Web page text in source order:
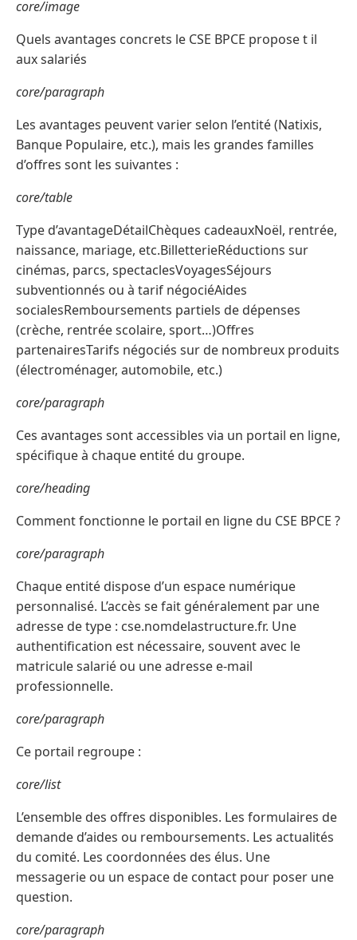
core/image
Quels avantages concrets le CSE BPCE propose t il
aux salariés
core/paragraph
Les avantages peuvent varier selon l’entité (Natixis,
Banque Populaire, etc.), mais les grandes familles
d’offres sont les suivantes :
core/table
Type d’avantageDétailChèques cadeauxNoël, rentrée,
naissance, mariage, etc.BilletterieRéductions sur
cinémas, parcs, spectaclesVoyagesSéjours
subventionnés ou à tarif négociéAides
socialesRemboursements partiels de dépenses
(crèche, rentrée scolaire, sport…)Offres
partenairesTarifs négociés sur de nombreux produits
(électroménager, automobile, etc.)
core/paragraph
Ces avantages sont accessibles via un portail en ligne,
spécifique à chaque entité du groupe.
core/heading
Comment fonctionne le portail en ligne du CSE BPCE ?
core/paragraph
Chaque entité dispose d’un espace numérique
personnalisé. L’accès se fait généralement par une
adresse de type : cse.nomdelastructure.fr. Une
authentification est nécessaire, souvent avec le
matricule salarié ou une adresse e-mail
professionnelle.
core/paragraph
Ce portail regroupe :
core/list
L’ensemble des offres disponibles. Les formulaires de
demande d’aides ou remboursements. Les actualités
du comité. Les coordonnées des élus. Une
messagerie ou un espace de contact pour poser une
question.
core/paragraph